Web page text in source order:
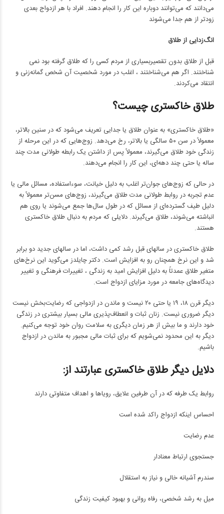
می‌دانند که می‌توانند دوباره این کار را انجام دهند. افراد با هر ازدواج بعدی
زودتر از هم جدا می‌شوند
انگ‌زدایی از طلاق
قبل از طلاق بدون تقصیربسیاری از مردم کسی را که طلاق گرفته بود نمی
شناختند. اگر هم می‌شناختند ، اغلب در مورد شخصیت آن شخص گمانه‌زنی و
انتقاد می‌کردند.
طلاق خاکستری چیست؟
«طلاق خاکستری» به عنوان طلاق یا جدایی تعریف می‌شود که در سنین بالاتر،
معمولاً در سن ۵۰ سالگی یا بالاتر، رخ می‌دهد. زوج‌هایی که در این مرحله از
زندگی خود طلاق می‌گیرند، معمولاً پس از داشتن یک رابطه طولانی مدت چند
ساله یا حتی چند دهه‌ای، این کار را انجام می‌دهند.
در حالی که زوج‌های جوان‌تر اغلب به دلیل خیانت، سوءاستفاده، مسائل مالی یا
عدم تجربه در روابط طولانی مدت طلاق می‌گیرند، زوج‌های مسن‌تر معمولاً به
دلیل طیف گسترده‌ای از مسائل که در طول سال‌ها جمع می‌شوند یا روی هم
انباشته می‌شوند، طلاق می‌گیرند. دلایلی که مردم به دنبال طلاق خاکستری
هستند.
طلاق خاکستری در سالهای قبل رشد کمی داشت، اما در سالهای جدید دو برابر
شد و این نرخ همچنان رو به افزایش است. دکتر چایلدز می‌گوید این نرخ‌های
متغیر طلاق عمدتاً به دلیل افزایش امید به زندگی ، تغییرات فرهنگی و تغییر
دیدگاه‌های جامعه در مورد مزایای ازدواج است.
دیگر قرن ۱۸، ۱۹ یا حتی ۲۰ نیست و ماندن در ازدواجی که رضایت‌بخش نیست
دیگر ضروری نیست. زنان ثبات و انعطاف‌پذیری مالی بسیار بیشتری در زندگی
خود دارند و ما بیش از هر زمان دیگری به سلامت روان خود توجه می‌کنیم.
دیگر به این محدود نمی‌شویم که برای ثبات مالی مجبور به ماندن در ازدواج
باشیم.
دلایل دیگر طلاق خاکستری عبارتند از:
روابط یک طرفه که در آن طرفین علایق، رویاها و اهداف متفاوتی دارند
احساس اینکه ازدواج راکد شده است
عدم رضایت
جستجوی ارتباط معنادار
سندرم آشیانه خالی و نیاز به استقلال
میل به رشد شخصی، رفاه روانی و بهبود کیفیت زندگی